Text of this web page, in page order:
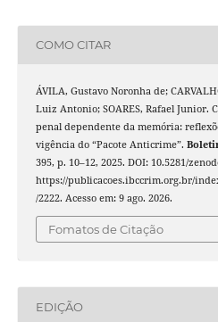
COMO CITAR
ÁVILA, Gustavo Noronha de;
Luiz Antonio; SOARES, Rafael Junior.
penal dependente da memória:
vigência do “Pacote Anticrime”.
395, p. 10–12, 2025. DOI: 10.5281/
https://publicacoes.ibccrim.org.br/
/2222. Acesso em: 9 ago. 2026.
Fomatos de Citação
EDIÇÃO